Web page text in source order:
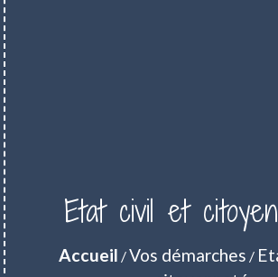
Etat civil et
Accueil /Vos démarches /